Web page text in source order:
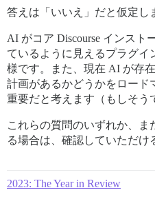
答えは「いいえ」だと仮定し
AI がコア Discourse インスト
ているように見えるプラグイ
様です。また、現在 AI が存
計画があるかどうかをロード
重要だと考えます（もしそう
これらの質問のいずれか、ま
る場合は、確認していただけ
2023: The Year in Review